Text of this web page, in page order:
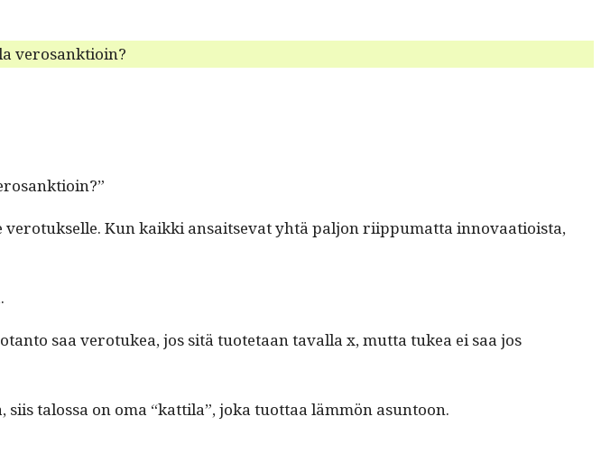
verosanktioin?
Kun kaik­ki ansait­se­vat yhtä paljon riip­pumat­ta inno­vaa­tioista,
saa vero­tukea, jos sitä tuote­taan taval­la x, mut­ta tukea ei saa jos
talos­sa on oma “kat­ti­la”, joka tuot­taa läm­mön asuntoon.